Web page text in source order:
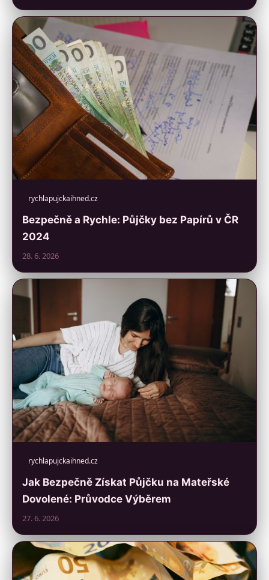
rychlapujckaihned.cz
Bezpečně a Rychle: Půjčky bez Papírů v ČR
2024
28. 6. 2026
rychlapujckaihned.cz
Jak Bezpečně Získat Půjčku na Mateřské
Dovolené: Průvodce Výběrem
27. 6. 2026